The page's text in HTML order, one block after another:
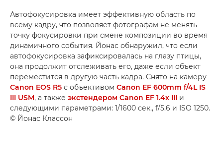
Автофокусировка имеет эффективную область по
всему кадру, что позволяет фотографам не менять
точку фокусировки при смене композиции во время
динамичного события. Йонас обнаружил, что если
автофокусировка зафиксировалась на глазу птицы,
она продолжит отслеживать его, даже если объект
переместится в другую часть кадра. Снято на камеру
Canon EOS R5 с объективом Canon EF 600mm f/4L IS
III USM, а также экстендером Canon EF 1.4x III и
следующими параметрами: 1/1600 сек., f/5.6 и ISO 1250.
© Йонас Классон